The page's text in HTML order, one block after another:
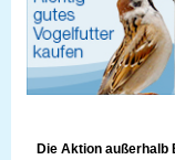
Die Aktion außerhalb